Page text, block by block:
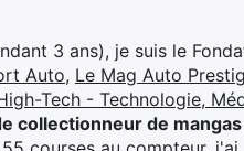
3 ans), je suis le
Auto, Le Mag Auto
Tech - Technologie,
collectionneur de